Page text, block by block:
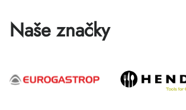
Naše značky